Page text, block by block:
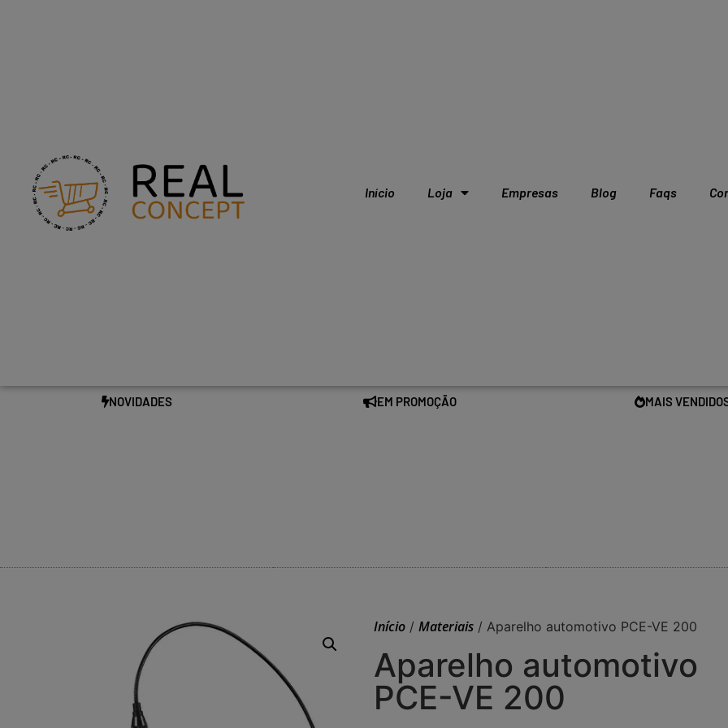
Início Loja Empresas Blog Faqs
NOVIDADES EM PROMOÇÃO MAIS
Início / Materiais / Aparelho automotivo PCE-VE 200
Aparelho automotivo
PCE-VE 200